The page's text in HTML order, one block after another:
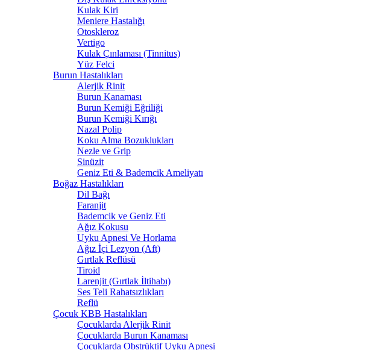
Kulak Kiri
Meniere Hastalığı
Otoskleroz
Vertigo
Kulak Çınlaması (Tinnitus)
Yüz Felci
Burun Hastalıkları
Alerjik Rinit
Burun Kanaması
Burun Kemiği Eğriliği
Burun Kemiği Kırığı
Nazal Polip
Koku Alma Bozuklukları
Nezle ve Grip
Sinüzit
Geniz Eti & Bademcik Ameliyatı
Boğaz Hastalıkları
Dil Bağı
Faranjit
Bademcik ve Geniz Eti
Ağız Kokusu
Uyku Apnesi Ve Horlama
Ağız İçi Lezyon (Aft)
Gırtlak Reflüsü
Tiroid
Larenjit (Gırtlak İltihabı)
Ses Teli Rahatsızlıkları
Reflü
Çocuk KBB Hastalıkları
Çocuklarda Alerjik Rinit
Çocuklarda Burun Kanaması
Çocuklarda Obstrüktif Uyku Apnesi